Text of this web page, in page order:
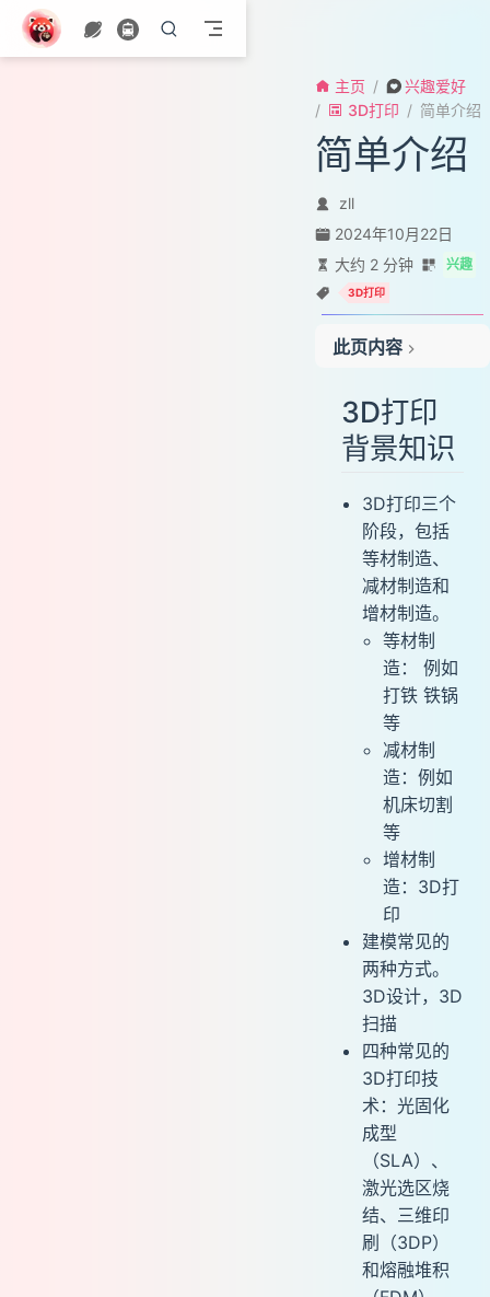
跳至主要內容
主页
兴趣爱好
3D打印
简单介绍
简单介绍
zll
2024年10月22日
大约 2 分钟
兴趣
3D打印
此页内容
使用场景
当前的
软件
工具准备
测量
拆支撑
防翘边
粘合
表面处理
3D打印
背景知识
3D打印三个
阶段，包括
等材制造、
减材制造和
增材制造。
等材制
造： 例如
打铁 铁锅
等
减材制
造：例如
机床切割
等
增材制
造：3D打
印
建模常见的
两种方式。
3D设计，3D
扫描
四种常见的
3D打印技
术：光固化
成型
（SLA）、
激光选区烧
结、三维印
刷（3DP）
和熔融堆积